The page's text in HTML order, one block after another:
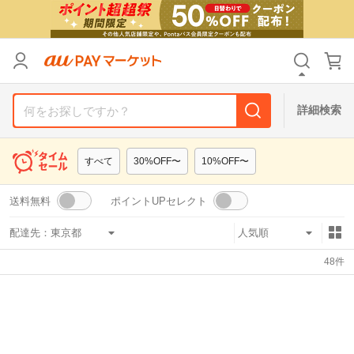
詳細検索
すべて 30%OFF〜 10%OFF〜
送料無料 ポイントUPセレクト
配達先：
48件
カテゴリ すべて
すべて
支払い方法 すべて
その他の条件
送料無料 タイムセール
Pontaパス特典対象すべて ポイントUPセレクトのみ
リセット
カテゴリ すべて
すべて
支払い方法 すべて
その他の条件
送料無料 タイムセール
Pontaパス特典対象すべて ポイントUPセレクトのみ